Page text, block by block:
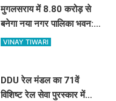
मुगलसराय में 8.80 करोड़ से
बनेगा नया नगर पालिका भवन:
विधायक रमेश जायसवाल ने
VINAY TIWARI
DDU रेल मंडल का 71वें
विशिष्ट रेल सेवा पुरस्कार में